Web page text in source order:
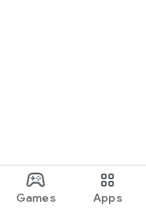
Games Apps